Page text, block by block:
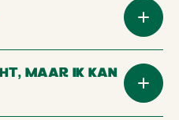
MAAR IK KAN